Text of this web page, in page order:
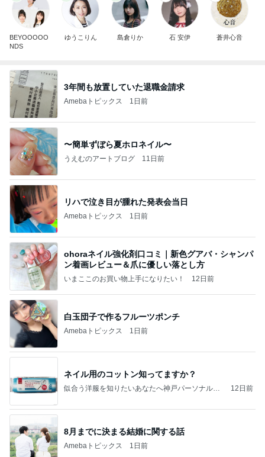
BEYOOOOO
NDS
ゆうこりん 島倉りか 石 安伊 蒼井心音
3年間も放置していた退職金請求
Amebaトピックス 1日前
〜簡単ずぼら夏ホロネイル〜
うえむのアートブログ 11日前
リハで泣き目が腫れた発表会当日
Amebaトピックス 1日前
ohoraネイル強化剤口コミ｜新色グアバ・シャンパ
ン着画レビュー＆爪に優しい落とし方
いまここのお買い物上手になりたい！ 12日前
白玉団子で作るフルーツポンチ
Amebaトピックス 1日前
ネイル用のコットン知ってますか？
似合う洋服を知りたいあなたへ神戸パーソナルス
12日前
8月までに決まる結婚に関する話
Amebaトピックス 1日前